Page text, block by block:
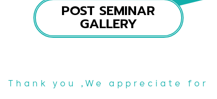
POST SEMINAR
GALLERY
Thank you ,We appreciate for